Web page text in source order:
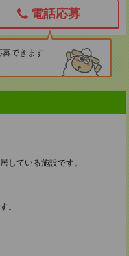
電話応募
募できます
している施設です。
。